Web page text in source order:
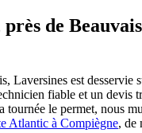
de
Laversines est desservie
fiable et un devis
tournée le permet, nous
Atlantic à Compiègne, de